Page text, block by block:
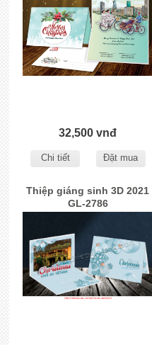
32,500 vnđ
Chi tiết Đặt mua
Thiệp giáng sinh 3D 2021
GL-2786